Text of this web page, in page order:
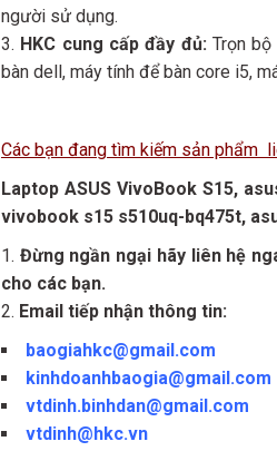
người sử dụng.
HKC cung cấp đầy đủ: Trọn
bàn dell, máy tính để bàn core i5,
Các bạn đang tìm kiếm sản phẩm
Laptop ASUS VivoBook S15,
vivobook s15 s510uq-bq475t,
Đừng ngần ngại hãy liên hệ
cho các bạn.
Email tiếp nhận thông tin:
baogiahkc@gmail.com
kinhdoanhbaogia@gmail.com
vtdinh.binhdan@gmail.com
vtdinh@hkc.vn